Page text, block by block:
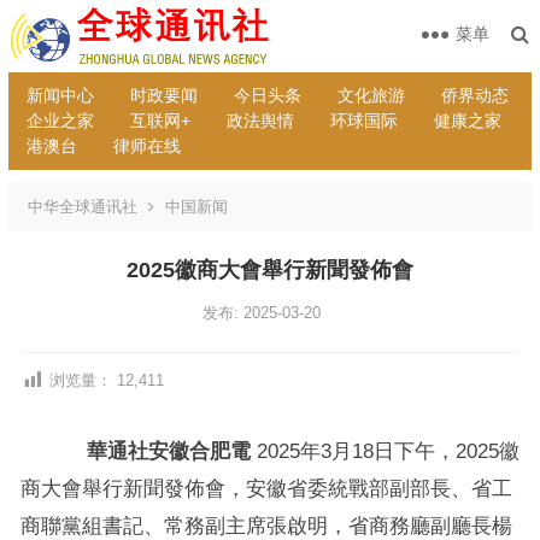
新闻中心 时政要闻 今日头条 文化旅游
侨界动态
企业之家
互联网+ 政法舆情 环球国际
健康之家
港澳台
律师在线
菜单
中华全球通讯社 中国新闻
2025徽商大會舉行新聞發佈會
发布: 2025-03-20
浏览量： 12,411
華通社安徽合肥電2025年3月18日下午，2025徽
商大會舉行新聞發佈會，安徽省委統戰部副部長、省工
商聯黨組書記、常務副主席張啟明，省商務廳副廳長楊